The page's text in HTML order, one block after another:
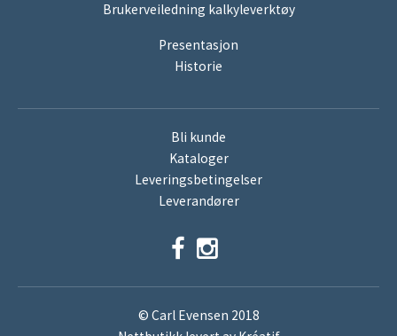
Brukerveiledning kalkyleverktøy
Presentasjon
Historie
Bli kunde
Kataloger
Leveringsbetingelser
Leverandører
© Carl Evensen 2018